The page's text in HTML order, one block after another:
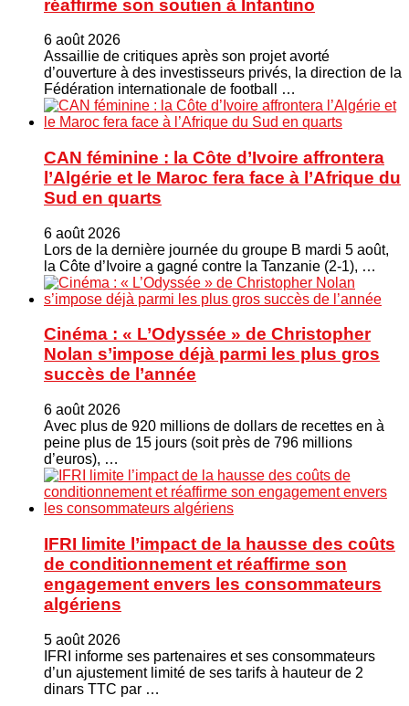
réaffirme son soutien à Infantino
6 août 2026
Assaillie de critiques après son projet avorté
d’ouverture à des investisseurs privés, la direction de la
Fédération internationale de football …
CAN féminine : la Côte d’Ivoire affrontera
l’Algérie et le Maroc fera face à l’Afrique du
Sud en quarts
6 août 2026
Lors de la dernière journée du groupe B mardi 5 août,
la Côte d’Ivoire a gagné contre la Tanzanie (2-1), …
Cinéma : « L’Odyssée » de Christopher
Nolan s’impose déjà parmi les plus gros
succès de l’année
6 août 2026
Avec plus de 920 millions de dollars de recettes en à
peine plus de 15 jours (soit près de 796 millions
d’euros), …
IFRI limite l’impact de la hausse des coûts
de conditionnement et réaffirme son
engagement envers les consommateurs
algériens
5 août 2026
IFRI informe ses partenaires et ses consommateurs
d’un ajustement limité de ses tarifs à hauteur de 2
dinars TTC par …